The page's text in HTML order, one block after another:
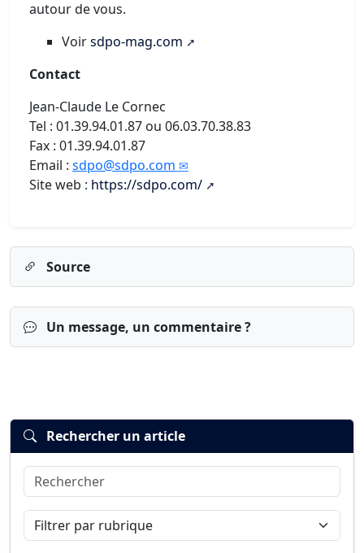
autour de vous.
Voirsdpo-mag.com
Contact
Jean-Claude Le Cornec
Tel : 01.39.94.01.87 ou 06.03.70.38.83
Fax : 01.39.94.01.87
Email : sdpo@sdpo.com
Site web : https://sdpo.com/
Source
Un message, un commentaire ?
Connexion
Rechercher un article
Rechercher
Filtrer par rubrique